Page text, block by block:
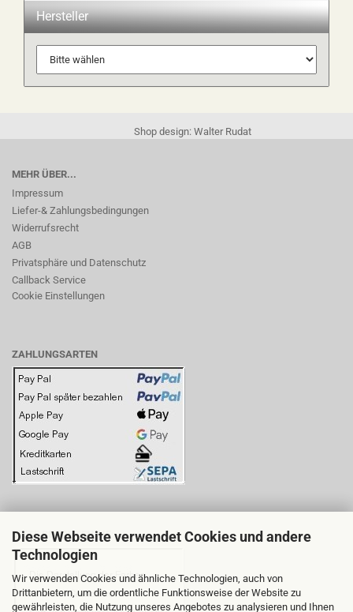
Diese Webseite verwendet Cookies und andere
Technologien
Wir verwenden Cookies und ähnliche Technologien, auch von
Drittanbietern, um die ordentliche Funktionsweise der Website zu
gewährleisten, die Nutzung unseres Angebotes zu analysieren und Ihnen
Hersteller
Shop design: Walter Rudat
MEHR ÜBER...
Impressum
Liefer-& Zahlungsbedingungen
Widerrufsrecht
AGB
Privatsphäre und Datenschutz
Callback Service
Cookie Einstellungen
ZAHLUNGSARTEN
BITTE BEACHTEN SIE: